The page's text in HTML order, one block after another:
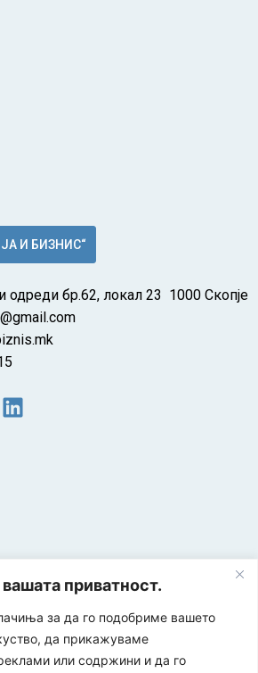
приватност.
за да го подобриме вашето
да прикажуваме
или содржини и да го
И БИЗНИС“
одреди бр.62, локал 23 1000 Скопје